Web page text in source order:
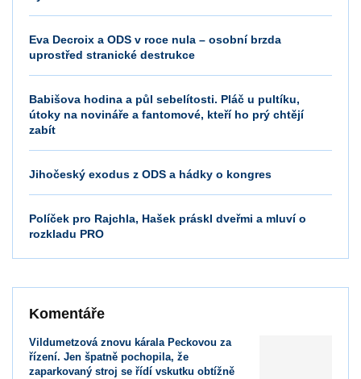
Eva Decroix a ODS v roce nula – osobní brzda
uprostřed stranické destrukce
Babišova hodina a půl sebelítosti. Pláč u pultíku,
útoky na novináře a fantomové, kteří ho prý chtějí
zabít
Jihočeský exodus z ODS a hádky o kongres
Políček pro Rajchla, Hašek práskl dveřmi a mluví o
rozkladu PRO
Komentáře
Vildumetzová znovu ká­rala Peckovou za
řízení. Jen špatně pochopila, že
zaparkovaný stroj se řídí vskutku obtížně